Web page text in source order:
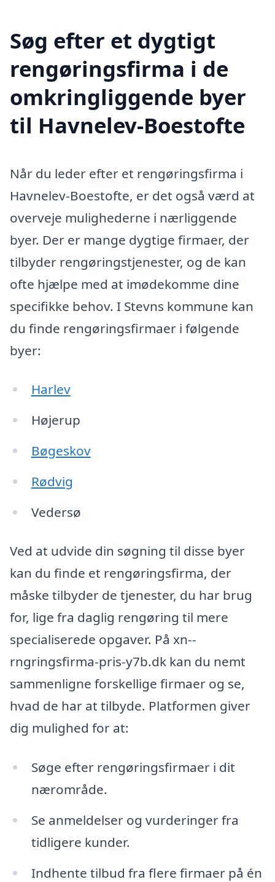
Søg efter et dygtigt
rengøringsfirma i de
omkringliggende byer
til Havnelev-Boestofte
Når du leder efter et rengøringsfirma i
Havnelev-Boestofte, er det også værd at
overveje mulighederne i nærliggende
byer. Der er mange dygtige firmaer, der
tilbyder rengøringstjenester, og de kan
ofte hjælpe med at imødekomme dine
specifikke behov. I Stevns kommune kan
du finde rengøringsfirmaer i følgende
byer:
Harlev
Højerup
Bøgeskov
Rødvig
Vedersø
Ved at udvide din søgning til disse byer
kan du finde et rengøringsfirma, der
måske tilbyder de tjenester, du har brug
for, lige fra daglig rengøring til mere
specialiserede opgaver. På xn--
rngringsfirma-pris-y7b.dk kan du nemt
sammenligne forskellige firmaer og se,
hvad de har at tilbyde. Platformen giver
dig mulighed for at:
Søge efter rengøringsfirmaer i dit
nærområde.
Se anmeldelser og vurderinger fra
tidligere kunder.
Indhente tilbud fra flere firmaer på én